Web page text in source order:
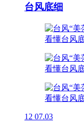
台风底细
12 07.03